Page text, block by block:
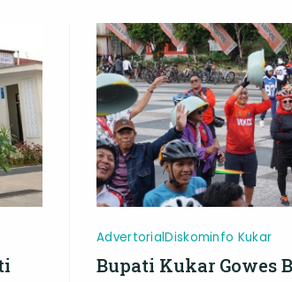
AdvertorialDiskominfo Kukar
Bupati Kukar Gowes